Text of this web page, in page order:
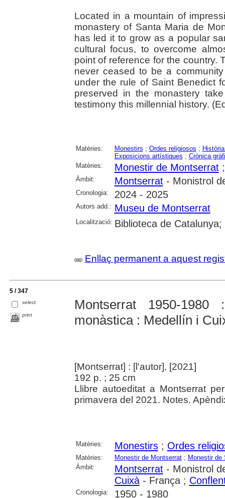
Located in a mountain of
monastery of Santa Maria de
has led it to grow as a popular
cultural focus, to overcome
point of reference for the country.
never ceased to be a
under the rule of Saint Benedict
preserved in the monastery
testimony this millennial history.
Matèries: Monestirs ; Ordes religiosos ;
Exposicions artístiques ; Crònica
Matèries:
Monestir de Montserrat
Àmbit: Montserrat- Monistrol
Cronologia: 2024 - 2025
Autors add.: Museu de Montserrat
Localització: Biblioteca de
Enllaç permanent a aquest
5 / 347
select
print
Montserrat 1950-
monàstica : Medellín i
[Montserrat] : [l'autor], [2021]
192 p. ; 25 cm
Llibre autoeditat a Montserrat
primavera del 2021. Notes.
Matèries: Monestirs; Ordes
Matèries: Monestir de Montserrat; Monestir de
Àmbit:
Montserrat- Monistrol
Cuixà- França ;
Cronologia: 1950 - 1980